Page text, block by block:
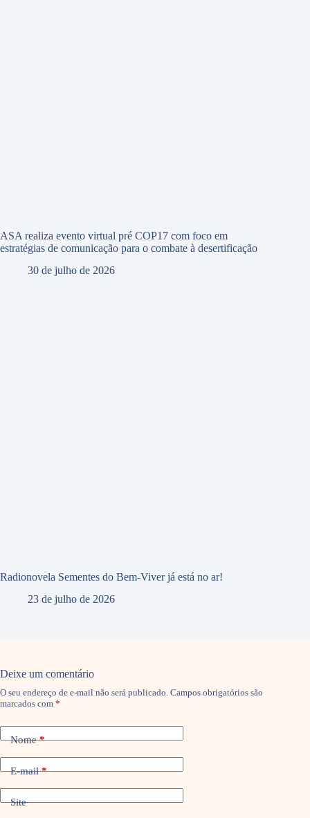
ASA realiza evento virtual pré COP17 com foco em
estratégias de comunicação para o combate à desertificação
30 de julho de 2026
Radionovela Sementes do Bem-Viver já está no ar!
23 de julho de 2026
Deixe um comentário
O seu endereço de e-mail não será publicado. Campos obrigatórios são
marcados com *
Nome*
E-mail*
Site